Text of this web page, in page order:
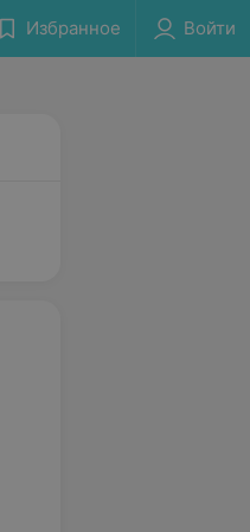
Избранное Войти